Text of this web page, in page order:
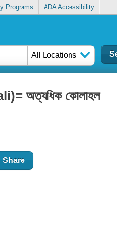
Programs ADA Accessibility
All Locations
অত্যধিক কোলাহল
Share